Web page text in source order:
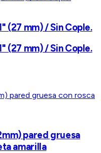
(27 mm) / Sin Cople.
(27 mm) / Sin Cople.
pared gruesa
amarilla